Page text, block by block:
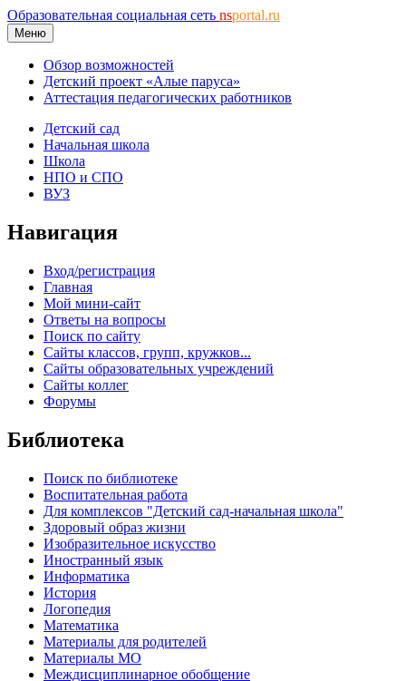
Образовательная социальная сеть nsportal.ru
Меню
Обзор возможностей
Детский проект «Алые паруса»
Аттестация педагогических работников
Детский сад
Начальная школа
Школа
НПО и СПО
ВУЗ
Навигация
Вход/регистрация
Главная
Мой мини-сайт
Ответы на вопросы
Поиск по сайту
Сайты классов, групп, кружков...
Сайты образовательных учреждений
Сайты коллег
Форумы
Библиотека
Поиск по библиотеке
Воспитательная работа
Для комплексов "Детский сад-начальная школа"
Здоровый образ жизни
Изобразительное искусство
Иностранный язык
Информатика
История
Логопедия
Математика
Материалы для родителей
Материалы МО
Междисциплинарное обобщение